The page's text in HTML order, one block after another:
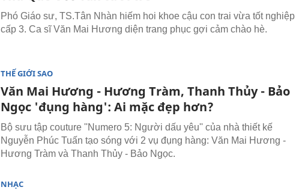
Phó Giáo sư, TS.Tân Nhàn hiếm hoi khoe cậu con trai vừa tốt nghiệp
cấp 3. Ca sĩ Văn Mai Hương diện trang phục gợi cảm chào hè.
THẾ GIỚI SAO
Văn Mai Hương - Hương Tràm, Thanh Thủy - Bảo
Ngọc 'đụng hàng': Ai mặc đẹp hơn?
Bộ sưu tập couture ''Numero 5: Người dấu yêu'' của nhà thiết kế
Nguyễn Phúc Tuấn tạo sóng với 2 vụ đụng hàng: Văn Mai Hương -
Hương Tràm và Thanh Thủy - Bảo Ngọc.
NHẠC